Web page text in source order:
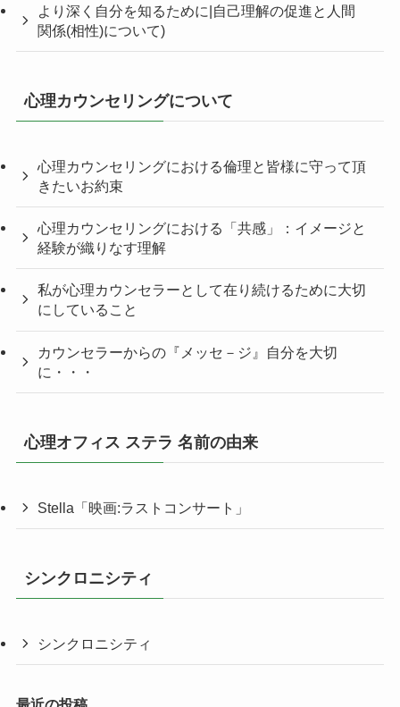
より深く自分を知るために|自己理解の促進と人間
関係(相性)について)
心理カウンセリングについて
心理カウンセリングにおける倫理と皆様に守って頂
きたいお約束
心理カウンセリングにおける「共感」：イメージと
経験が織りなす理解
私が心理カウンセラーとして在り続けるために大切
にしていること
カウンセラーからの『メッセ－ジ』自分を大切
に・・・
心理オフィス ステラ 名前の由来
Stella「映画:ラストコンサート」
シンクロニシティ
シンクロニシティ